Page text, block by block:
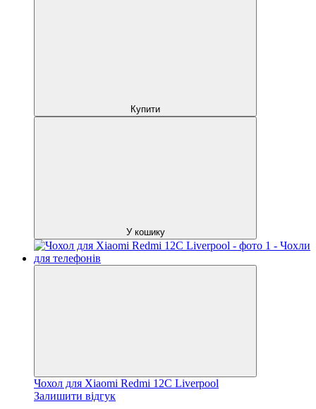
Купити
У кошику
Чохол для Xiaomi Redmi 12C Liverpool
Залишити відгук